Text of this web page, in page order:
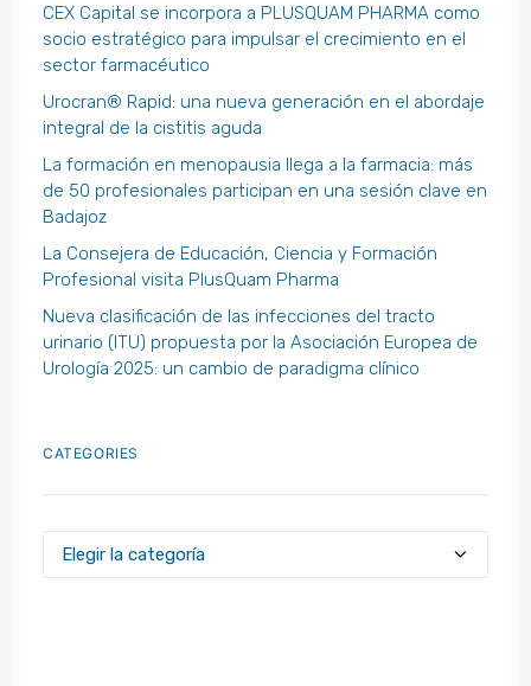
CEX Capital se incorpora a PLUSQUAM PHARMA como
socio estratégico para impulsar el crecimiento en el
sector farmacéutico
Urocran® Rapid: una nueva generación en el abordaje
integral de la cistitis aguda
La formación en menopausia llega a la farmacia: más
de 50 profesionales participan en una sesión clave en
Badajoz
La Consejera de Educación, Ciencia y Formación
Profesional visita PlusQuam Pharma
Nueva clasificación de las infecciones del tracto
urinario (ITU) propuesta por la Asociación Europea de
Urología 2025: un cambio de paradigma clínico
CATEGORIES
Categories